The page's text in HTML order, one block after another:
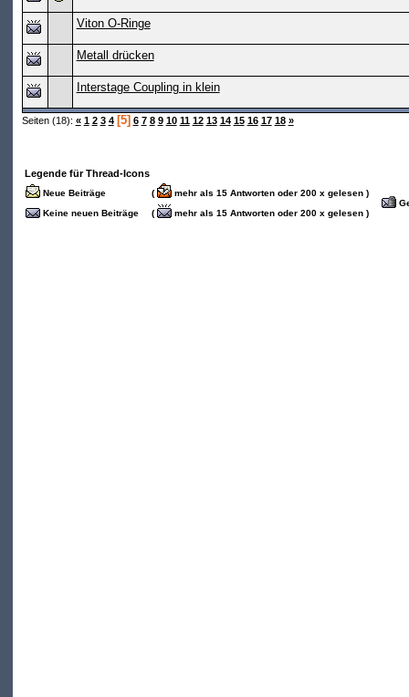
Viton O-Ringe
Metall drücken
Interstage Coupling in klein
Seiten (18): « 1 2 3 4 [5] 6 7 8 9 10 11 12 13 14 15 16 17 18 »
Legende für Thread-Icons
Neue Beiträge (
mehr als 15 Antworten oder 200 x gelesen )
Keine neuen Beiträge
( mehr als 15 Antworten oder 200 x gelesen )